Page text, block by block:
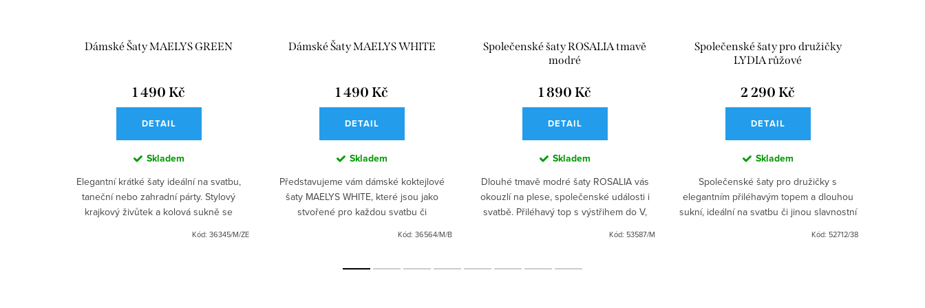
Dámské Šaty MAELYS GREEN
1 490 Kč
DETAIL
Skladem
Elegantní krátké šaty ideální na svatbu,
taneční nebo zahradní párty. Stylový
krajkový živůtek a kolová sukně se
Perfektní volba pro...
Kód: 36345/M/ZE
Dámské Šaty MAELYS WHITE
1 490 Kč
DETAIL
Skladem
Představujeme vám dámské koktejlové
šaty MAELYS WHITE, které jsou jako
stvořené pro každou svatbu či
kombinuje elegantní krajkový živůtek s...
Kód: 36564/M/B
Společenské šaty ROSALIA tmavě
modré
1 890 Kč
DETAIL
Skladem
Dlouhé tmavě modré šaty ROSALIA vás
okouzlí na plese, společenské události i
svatbě. Přiléhavý top s výstřihem do V,
Kód: 53587/M
Společenské šaty pro družičky
LYDIA růžové
2 290 Kč
DETAIL
Skladem
Společenské šaty pro družičky s
elegantním přiléhavým topem a dlouhou
sukní, ideální na svatbu či jinou slavnostní
Kód: 52712/38